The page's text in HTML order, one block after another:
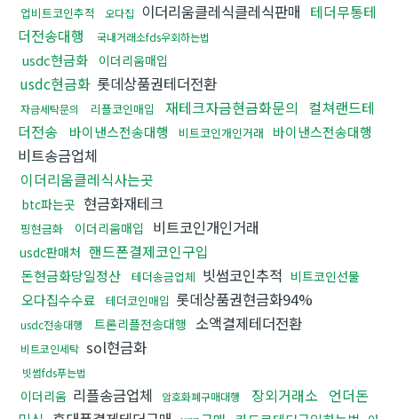
업비트코인추적 오다집 이더리움클레식클레식판매 테더무통테
더전송대행
국내거래소fds우회하는법
usdc현금화 이더리움매입
usdc현금화 롯데상품권테더전환
자금세탁문의 리플코인매입 재테크자금현금화문의 컬쳐랜드테
더전송
바이낸스전송대행 비트코인개인거래 바이낸스전송대행
비트송금업체
이더리움클레식사는곳
btc파는곳 현금화재테크
핑현금화 이더리움매입 비트코인개인거래
usdc판매처 핸드폰결제코인구입
돈현금화당일정산 테더송금업체 빗썸코인추적 비트코인선물
오다집수수료 테더코인매입 롯데상품권현금화94%
usdc전송대행 트론리플전송대행 소액결제테더전환
비트코인세탁 sol현금화
빗썸fds푸는법
이더리움 리플송금업체 암호화폐구매대행 장외거래소 언더돈